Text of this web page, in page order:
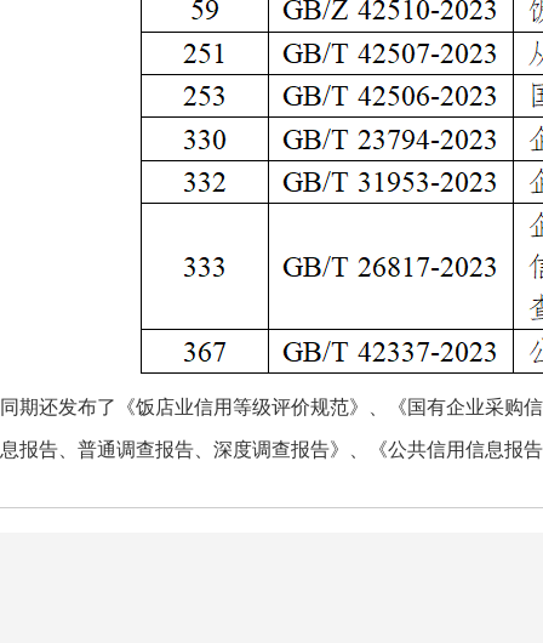
同期还发布了《饭店业信用等级评价规范》、《国有企业采购
息报告、普通调查报告、深度调查报告》、《公共信用信息报